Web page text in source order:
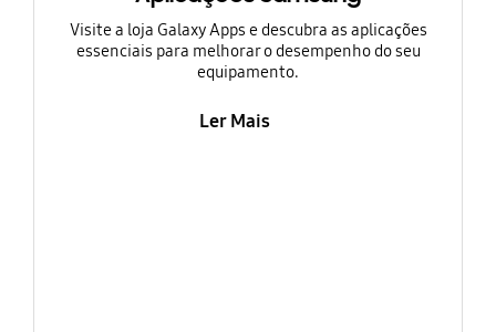
Visite a loja Galaxy Apps e descubra as aplicações
essenciais para melhorar o desempenho do seu
equipamento.
Ler Mais